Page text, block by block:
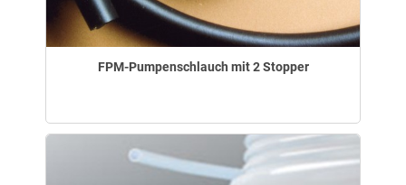
FPM-Pumpenschlauch mit 2 Stopper